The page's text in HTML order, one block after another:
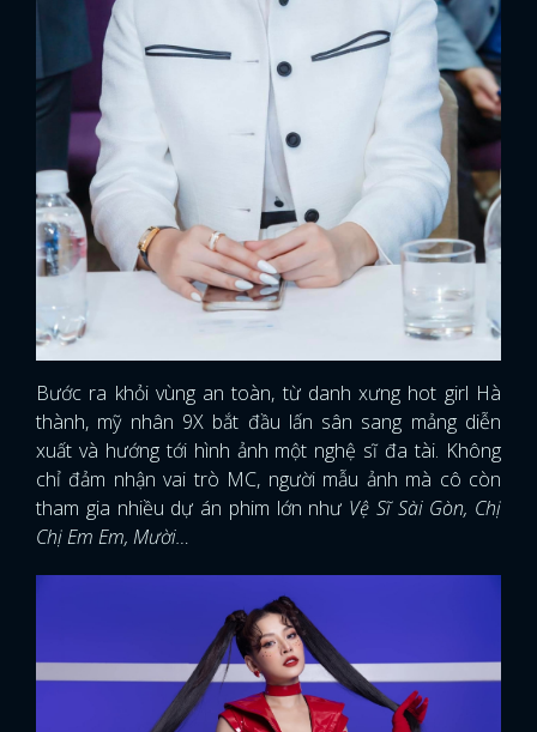
Bước ra khỏi vùng an toàn, từ danh xưng hot girl Hà
thành, mỹ nhân 9X bắt đầu lấn sân sang mảng diễn
xuất và hướng tới hình ảnh một nghệ sĩ đa tài. Không
chỉ đảm nhận vai trò MC, người mẫu ảnh mà cô còn
tham gia nhiều dự án phim lớn như Vệ Sĩ Sài Gòn, Chị
Chị Em Em, Mười…